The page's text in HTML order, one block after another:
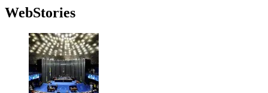
WebStories